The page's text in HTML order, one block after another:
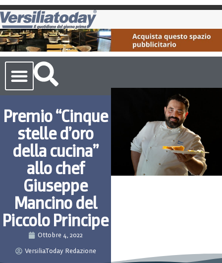
Premio “Cinque
stelle d’oro
della cucina”
allo chef
Giuseppe
Mancino del
Piccolo Principe
Ottobre 4, 2022
VersiliaToday Redazione